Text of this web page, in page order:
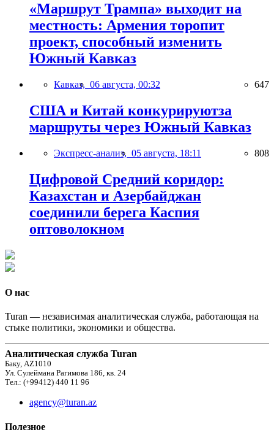
«Маршрут Трампа» выходит на
местность: Армения торопит
проект, способный изменить
Южный Кавказ
Кавказ, 06 августа, 00:32 647
США и Китай конкурируютза
маршруты через Южный Кавказ
Экспресс-анализ, 05 августа, 18:11 808
Цифровой Средний коридор:
Казахстан и Азербайджан
соединили берега Каспия
оптоволокном
О нас
Turan — независимая аналитическая служба, работающая на
стыке политики, экономики и общества.
Аналитическая служба Turan
Баку, AZ1010
Ул. Сулеймана Рагимова 186, кв. 24
Тел.: (+99412) 440 11 96
agency@turan.az
Полезное